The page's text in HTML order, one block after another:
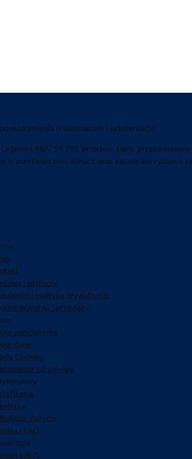
o webinarach i szkoleniach!
48A, 54-202 Wrocław. Dane
o przetwarzaniu danych oraz zasady korzystania
i płatność
i polityka prywatności
Warunki Sprzedaży
zamówienia
dane
Cookies
od umowy
Zużycia
i FAQ
WINS